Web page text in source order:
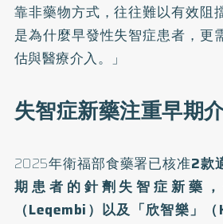
靠非藥物方式，往往難以有效阻
是為什麼早發性失智症患者，更
估與醫療介入。」
失智症新藥注重早期
2025年衛福部食藥署已核准2款
期患者的針劑失智症新藥
（Leqembi）以及「欣智樂」